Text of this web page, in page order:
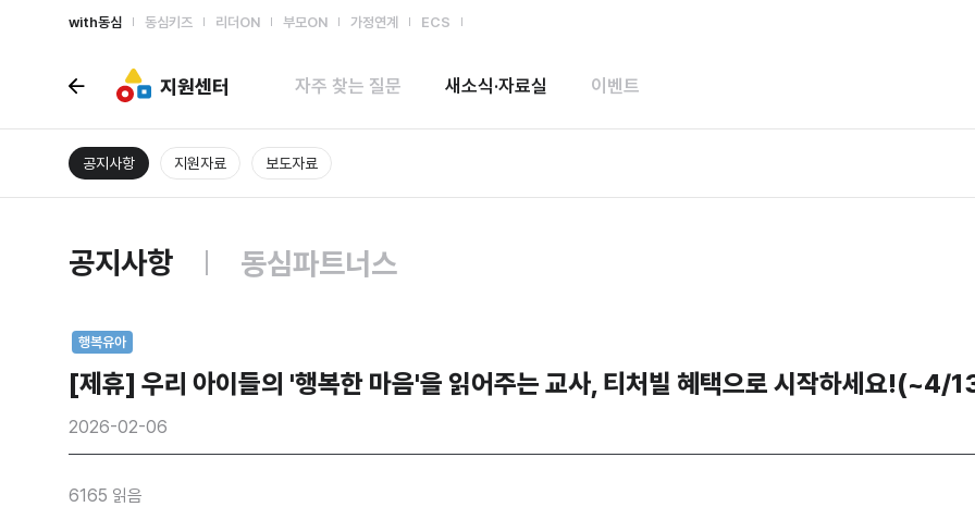
with동심 동심키즈 리더ON 부모ON 가정연계 ECS
지원센터 자주 찾는 질문 새소식·자료실 이벤트
공지사항 지원자료 보도자료
공지사항 동심파트너스
행복유아
[제휴] 우리 아이들의 '행복한 마음'을 읽어주는 교사, 티처빌 혜택으로 시작하세요!(~4/
2026-02-06
6165 읽음